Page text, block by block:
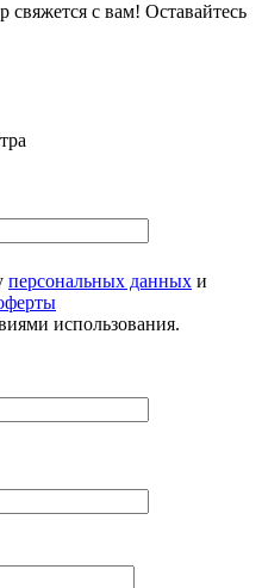
с вам! Оставайтесь
персональных данных и
использования.